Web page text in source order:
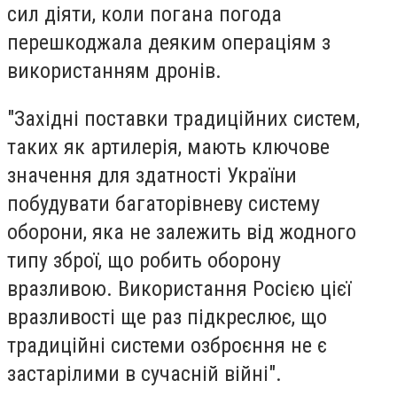
сил діяти, коли погана погода
перешкоджала деяким операціям з
використанням дронів.
"Західні поставки традиційних систем,
таких як артилерія, мають ключове
значення для здатності України
побудувати багаторівневу систему
оборони, яка не залежить від жодного
типу зброї, що робить оборону
вразливою. Використання Росією цієї
вразливості ще раз підкреслює, що
традиційні системи озброєння не є
застарілими в сучасній війні".